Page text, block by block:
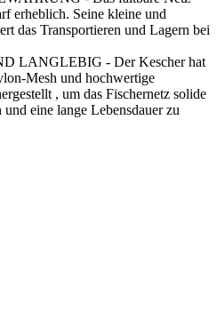
erheblich. Seine kleine und
das Transportieren und Lagern bei
LANGLEBIG - Der Kescher hat
Mesh und hochwertige
, um das Fischernetz solide
eine lange Lebensdauer zu